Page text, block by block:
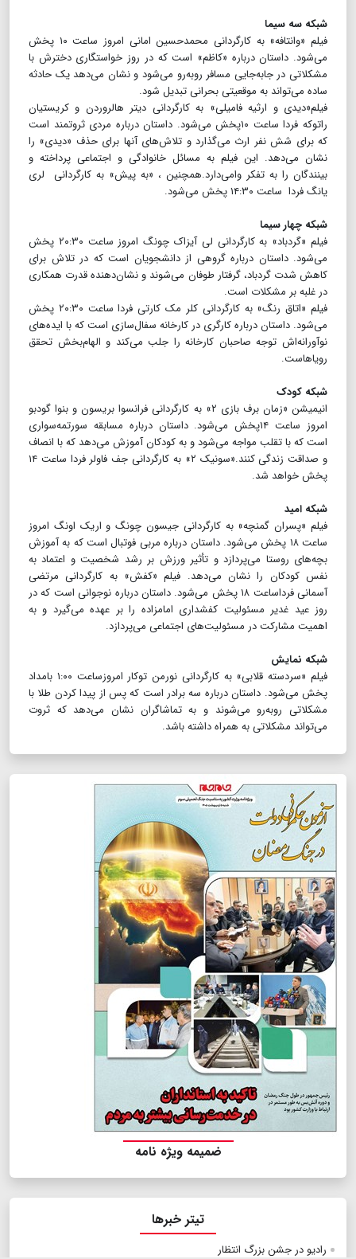
شبکه سه سیما
فیلم «وانتافه» به کارگردانی محمدحسین امانی امروز ساعت ۱۰ پخش
می‌شود. داستان درباره «کاظم» است که در روز خواستگاری دخترش با
مشکلاتی در جابه‌جایی مسافر روبه‌رو می‌شود و نشان می‌دهد یک حادثه
ساده می‌تواند به موقعیتی بحرانی تبدیل شود.
فیلم«دیدی و ارثیه فامیلی» به کارگردانی دیتر هالروردن و کریستیان
راتوکه فردا ساعت ۱۰پخش می‌شود. داستان درباره مردی ثروتمند است
که برای شش نفر ارث می‌گذارد و تلاش‌های آنها برای حذف «دیدی» را
نشان می‌دهد. این فیلم به مسائل خانوادگی و اجتماعی پرداخته و
بینندگان را به تفکر وامی‌دارد.همچنین ، «به پیش» به کارگردانی لری
یانگ فردا ساعت ۱۴:۳۰ پخش می‌شود.
شبکه چهار سیما
فیلم «گردباد» به کارگردانی لی آیزاک چونگ امروز ساعت ۲۰:۳۰ پخش
می‌شود. داستان درباره گروهی از دانشجویان است که در تلاش برای
کاهش شدت گردباد، گرفتار طوفان می‌شوند و نشان‌دهنده قدرت همکاری
در غلبه بر مشکلات است.
فیلم «اتاق رنگ» به کارگردانی کلر مک کارتی فردا ساعت ۲۰:۳۰ پخش
می‌شود. داستان درباره کارگری در کارخانه سفال‌سازی است که با ایده‌های
نوآورانه‌اش توجه صاحبان کارخانه را جلب می‌کند و الهام‌بخش تحقق
رویاهاست.
شبکه کودک
انیمیشن «زمان برف بازی ۲» به کارگردانی فرانسوا بریسون و بنوا گودبو
امروز ساعت ۱۴پخش می‌شود. داستان درباره مسابقه سورتمه‌سواری
است که با تقلب مواجه می‌شود و به کودکان آموزش می‌دهد که با انصاف
و صداقت زندگی کنند.«سونیک ۲» به کارگردانی جف فاولر فردا ساعت ۱۴
پخش خواهد شد.
شبکه امید
فیلم «پسران گمنچه» به کارگردانی جیسون چونگ و اریک اونگ امروز
ساعت ۱۸ پخش می‌شود. داستان درباره مربی فوتبال است که به آموزش
بچه‌های روستا می‌پردازد و تأثیر ورزش بر رشد شخصیت و اعتماد به
نفس کودکان را نشان می‌دهد. فیلم «کفش» به کارگردانی مرتضی
آسمانی فرداساعت ۱۸ پخش می‌شود. داستان درباره نوجوانی است که در
روز عید غدیر مسئولیت کفشداری امامزاده را بر عهده می‌گیرد و به
اهمیت مشارکت در مسئولیت‌های اجتماعی می‌پردازد.
شبکه نمایش
فیلم «سردسته قلابی» به کارگردانی نورمن توکار امروزساعت ۱:۰۰ بامداد
پخش می‌شود. داستان درباره سه برادر است که پس از پیدا کردن طلا با
مشکلاتی روبه‌رو می‌شوند و به تماشاگران نشان می‌دهد که ثروت
می‌تواند مشکلاتی به همراه داشته باشد.
ضمیمه ویژه نامه
تیتر خبرها
رادیو در جشن بزرگ انتظار